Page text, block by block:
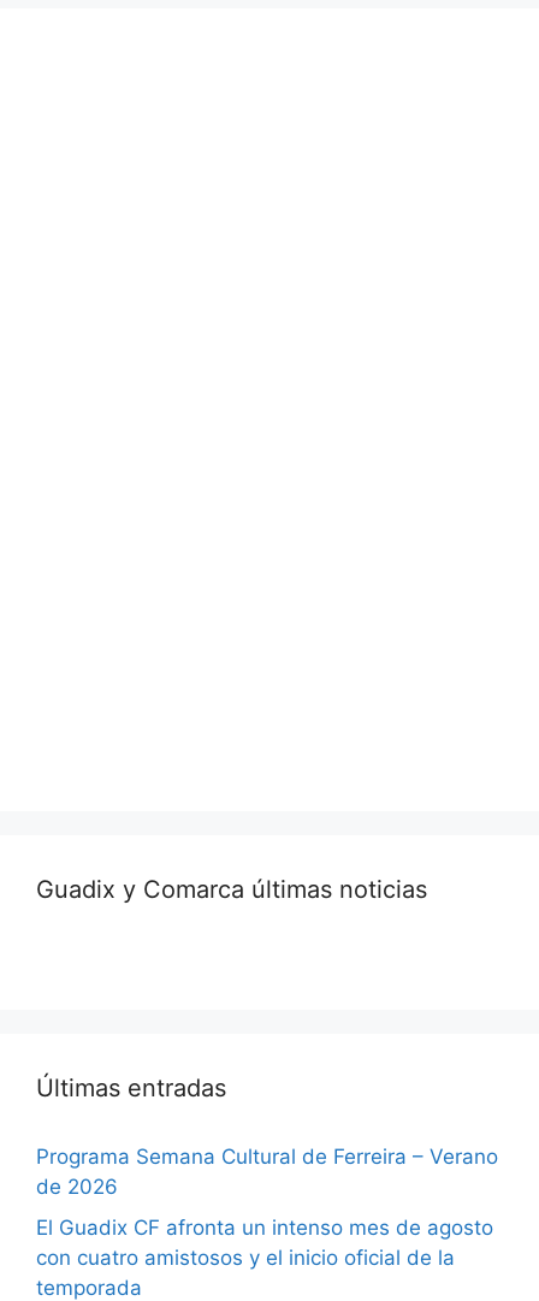
Guadix y Comarca últimas noticias
Últimas entradas
Programa Semana Cultural de Ferreira – Verano
de 2026
El Guadix CF afronta un intenso mes de agosto
con cuatro amistosos y el inicio oficial de la
temporada